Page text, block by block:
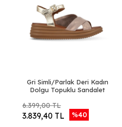
Gri Simli/Parlak Deri Kadın
Dolgu Topuklu Sandalet
6.399,00 TL
3.839,40 TL %40